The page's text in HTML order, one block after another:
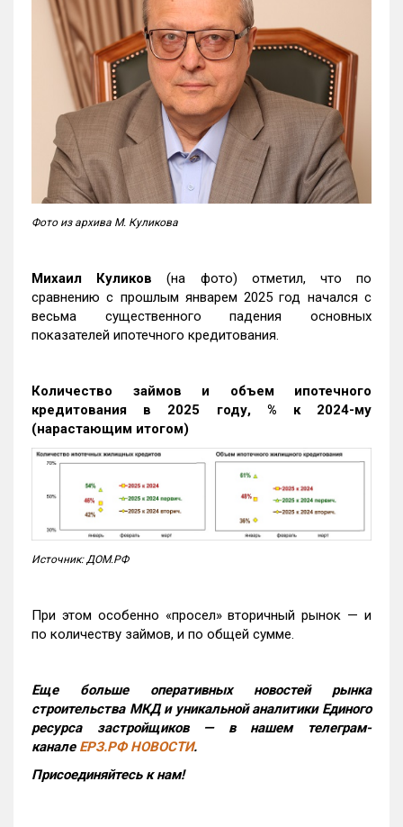
Фото из архива М. Куликова
Михаил Куликов (на фото) отметил, что по
сравнению с прошлым январем 2025 год начался с
весьма существенного падения основных
показателей ипотечного кредитования.
Количество займов и объем ипотечного
кредитования в 2025 году, % к 2024-му
(нарастающим итогом)
Источник: ДОМ.РФ
При этом особенно «просел» вторичный рынок — и
по количеству займов, и по общей сумме.
Еще больше оперативных новостей рынка
строительства МКД и уникальной аналитики Единого
ресурса застройщиков — в нашем телеграм-
канале ЕРЗ.РФ НОВОСТИ.
Присоединяйтесь к нам!